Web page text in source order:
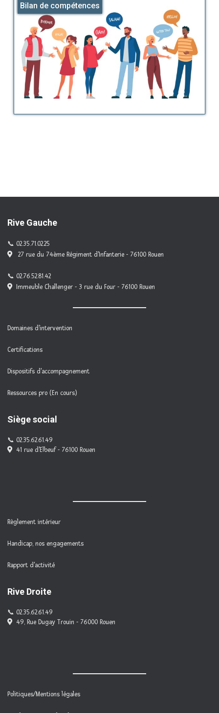
Bilan de compétences
Rive Gauche
02.35.71.02.25
27 rue du 74ème Régiment d'Infanterie - 76100 Rouen
02.76.52.81.42
Immeuble Challenger - 3 rue du Four - 76100 Rouen
Domaines d'intervention
Certifications
Dispositifs d'accompagnement
Ressources pro (En cours)
Siège social
02.35.62.61.49
41 rue d'Elbeuf - 76100 Rouen
Règlement intérieur
Handicap, nos engagements
Rapport d'activité
Rive Droite
02.35.62.61.49
49, Rue Dugay Trouin - 76000 Rouen
Politiques/Mentions légales